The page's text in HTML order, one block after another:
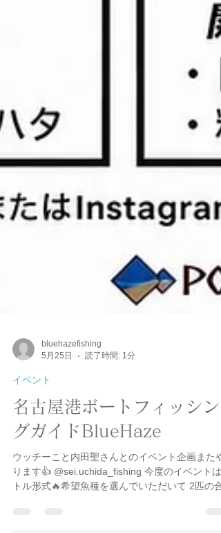
5月25日
読了時間: 1分
イベント
名古屋港ボートフィッシン
グガイドBlueHaze